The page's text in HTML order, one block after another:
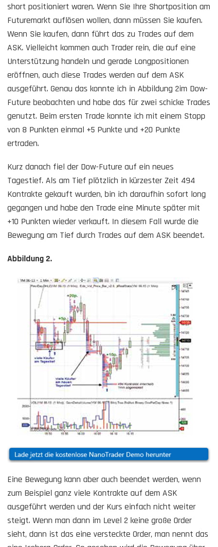
short positioniert waren. Wenn Sie Ihre Shortposition am
Futuremarkt auflösen wollen, dann müssen Sie kaufen.
Wenn Sie kaufen, dann führt das zu Trades auf dem
ASK. Vielleicht kommen auch Trader rein, die auf eine
Unterstützung handeln und gerade Longpositionen
eröffnen, auch diese Trades werden auf dem ASK
ausgeführt. Genau das konnte ich in Abbildung 2im Dow-
Future beobachten und habe das für zwei schicke Trades
genutzt. Beim ersten Trade konnte ich mit einem Stopp
von 8 Punkten einmal +5 Punkte und +20 Punkte
ertraden.
Kurz danach fiel der Dow-Future auf ein neues
Tagestief. Als am Tief plötzlich in kürzester Zeit 494
Kontrakte gekauft wurden, bin ich daraufhin sofort long
gegangen und habe den Trade eine Minute später mit
+10 Punkten wieder verkauft. In diesem Fall wurde die
Bewegung am Tief durch Trades auf dem ASK beendet.
Abbildung 2.
Eine Bewegung kann aber auch beendet werden, wenn
zum Beispiel ganz viele Kontrakte auf dem ASK
ausgeführt werden und der Kurs einfach nicht weiter
steigt. Wenn man dann im Level 2 keine große Order
sieht, dann ist das eine versteckte Order, man nennt das